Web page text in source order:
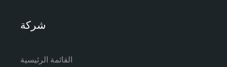
شركة
القائمة الرئيسية